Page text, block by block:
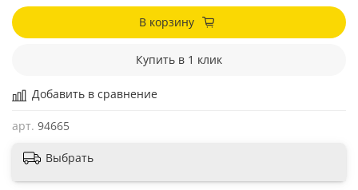
Добавить в сравнение
арт. 94665
В корзину
Купить в 1 клик
Выбрать